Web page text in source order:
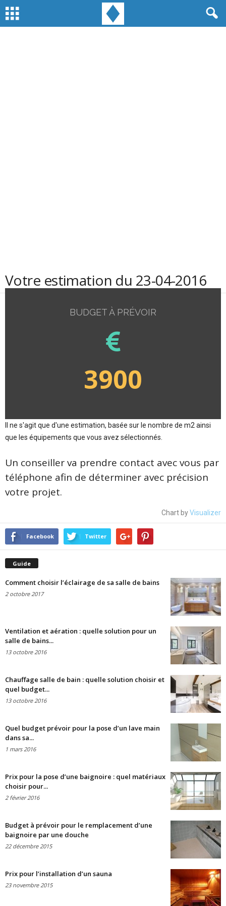
Votre estimation du 23-04-2016
BUDGET À PRÉVOIR
3900
Il ne s'agit que d'une estimation, basée sur le nombre de m2 ainsi
que les équipements que vous avez sélectionnés.
Un conseiller va prendre contact avec vous par
téléphone afin de déterminer avec précision
votre projet.
Chart byVisualizer
Facebook Twitter
Guide
Comment choisir l’éclairage de sa salle de bains
2 octobre 2017
Ventilation et aération : quelle solution pour un
salle de bains...
13 octobre 2016
Chauffage salle de bain : quelle solution choisir et
quel budget...
13 octobre 2016
Quel budget prévoir pour la pose d’un lave main
dans sa...
1 mars 2016
Prix pour la pose d’une baignoire : quel matériaux
choisir pour...
2 février 2016
Budget à prévoir pour le remplacement d’une
baignoire par une douche
22 décembre 2015
Prix pour l’installation d’un sauna
23 novembre 2015